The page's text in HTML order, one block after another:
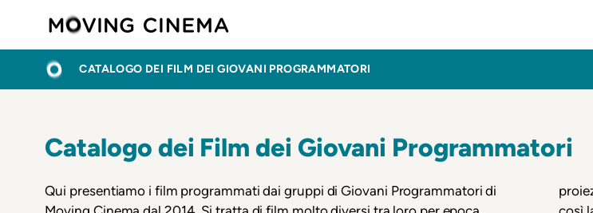
contenuto
principale
BRICIOLE
DI
HOME
CATALOGO DEI FILM DEI GIOVANI PROGRAMMATORI
Catalogo dei Film dei Giovani Programmatori
Qui presentiamo i film programmati dai gruppi di Giovani Programmatori di